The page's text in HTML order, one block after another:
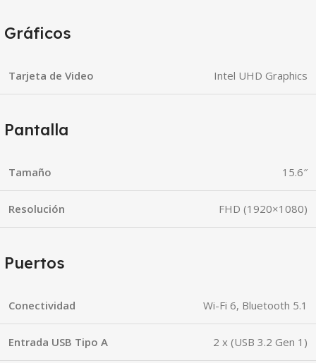
Gráficos
Tarjeta de Video Intel UHD Graphics
Pantalla
Tamaño 15.6″
Resolución FHD (1920×1080)
Puertos
Conectividad Wi-Fi 6, Bluetooth 5.1
Entrada USB Tipo A 2 x (USB 3.2 Gen 1)